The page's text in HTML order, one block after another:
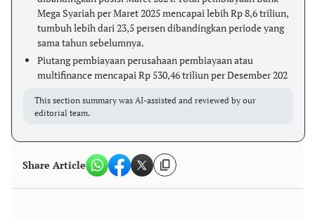
Mega Syariah per Maret 2025 mencapai lebih Rp 8,6 triliun,
tumbuh lebih dari 23,5 persen dibandingkan periode yang
sama tahun sebelumnya.
Piutang pembiayaan perusahaan pembiayaan atau
multifinance mencapai Rp 530,46 triliun per Desember 202
This section summary was AI-assisted and reviewed by our
editorial team.
Share Article